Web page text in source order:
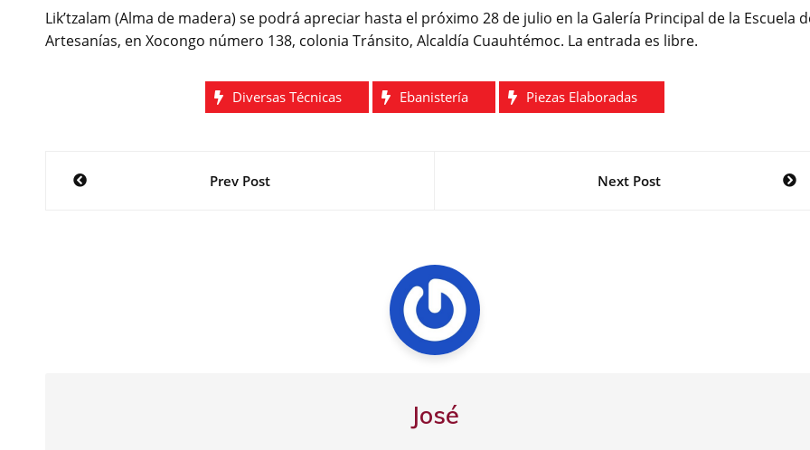
Lik’tzalam (Alma de madera) se podrá apreciar hasta el próximo 28 de julio en la Galería Principal de la Escuela
Artesanías, en Xocongo número 138, colonia Tránsito, Alcaldía Cuauhtémoc. La entrada es libre.
Diversas Técnicas Ebanistería Piezas Elaboradas
NavegaciónPrev Post Next Post
José